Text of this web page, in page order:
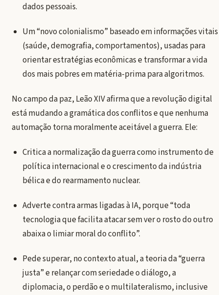
dados pessoais.
Um “novo colonialismo” baseado em informações vitais
(saúde, demografia, comportamentos), usadas para
orientar estratégias econômicas e transformar a vida
dos mais pobres em matéria-prima para algoritmos.
No campo da paz, Leão XIV afirma que a revolução digital
está mudando a gramática dos conflitos e que nenhuma
automação torna moralmente aceitável a guerra. Ele:
Critica a normalização da guerra como instrumento de
política internacional e o crescimento da indústria
bélica e do rearmamento nuclear.
Adverte contra armas ligadas à IA, porque “toda
tecnologia que facilita atacar sem ver o rosto do outro
abaixa o limiar moral do conflito”.
Pede superar, no contexto atual, a teoria da “guerra
justa” e relançar com seriedade o diálogo, a
diplomacia, o perdão e o multilateralismo, inclusive